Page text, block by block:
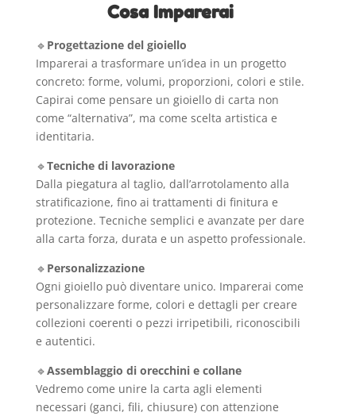
Cosa Imparerai
🔹 Progettazione del gioiello
Imparerai a trasformare un’idea in un progetto
concreto: forme, volumi, proporzioni, colori e stile.
Capirai come pensare un gioiello di carta non
come “alternativa”, ma come scelta artistica e
identitaria.
🔹Tecniche di lavorazione
Dalla piegatura al taglio, dall’arrotolamento alla
stratificazione, fino ai trattamenti di finitura e
protezione. Tecniche semplici e avanzate per dare
alla carta forza, durata e un aspetto professionale.
🔹 Personalizzazione
Ogni gioiello può diventare unico. Imparerai come
personalizzare forme, colori e dettagli per creare
collezioni coerenti o pezzi irripetibili, riconoscibili
e autentici.
🔹Assemblaggio di orecchini e collane
Vedremo come unire la carta agli elementi
necessari (ganci, fili, chiusure) con attenzione